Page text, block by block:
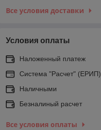
Все условия доставки
Условия оплаты
Наложенный платеж
Система "Расчет" (ЕРИП)
Наличными
Безналиный расчет
Все условия оплаты